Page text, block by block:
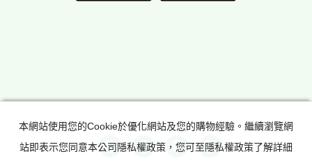
本網站使用您的Cookie於優化網站及您的購物經驗。繼續瀏覽網
站即表示您同意本公司隱私權政策，您可至隱私權政策了解詳細